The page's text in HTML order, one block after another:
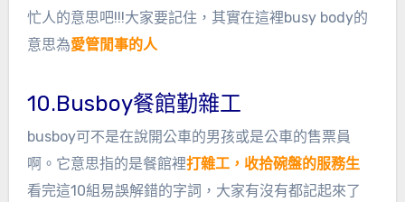
忙人的意思吧!!!大家要記住，其實在這裡busy body的
意思為愛管閒事的人
10.Busboy餐館勤雜工
busboy可不是在說開公車的男孩或是公車的售票員
啊。它意思指的是餐館裡打雜工，收拾碗盤的服務生
看完這10組易誤解錯的字詞，大家有沒有都記起來了